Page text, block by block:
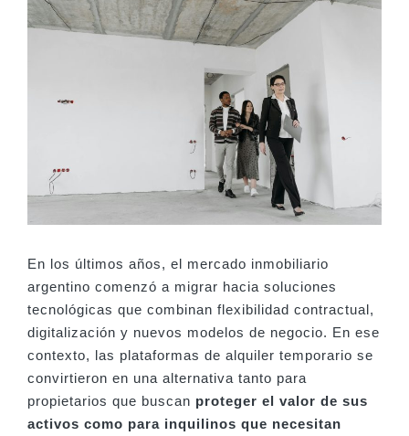
En los últimos años, el mercado inmobiliario
argentino comenzó a migrar hacia soluciones
tecnológicas que combinan flexibilidad contractual,
digitalización y nuevos modelos de negocio. En ese
contexto, las plataformas de alquiler temporario se
convirtieron en una alternativa tanto para
propietarios que buscan proteger el valor de sus
activos como para inquilinos que necesitan